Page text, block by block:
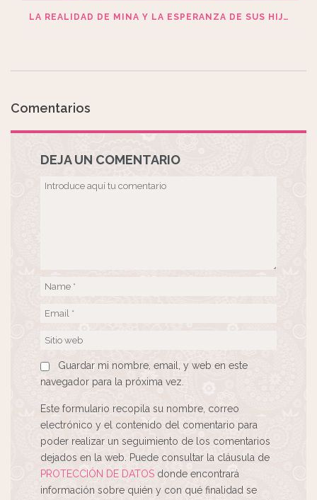
LA REALIDAD DE MINA Y LA ESPERANZA DE SUS HIJOS
Comentarios
DEJA UN COMENTARIO
Guardar mi nombre, email, y web en este
navegador para la próxima vez.
Este formulario recopila su nombre, correo
electrónico y el contenido del comentario para
poder realizar un seguimiento de los comentarios
dejados en la web. Puede consultar la cláusula de
PROTECCIÓN DE DATOS donde encontrará
información sobre quién y con qué finalidad se